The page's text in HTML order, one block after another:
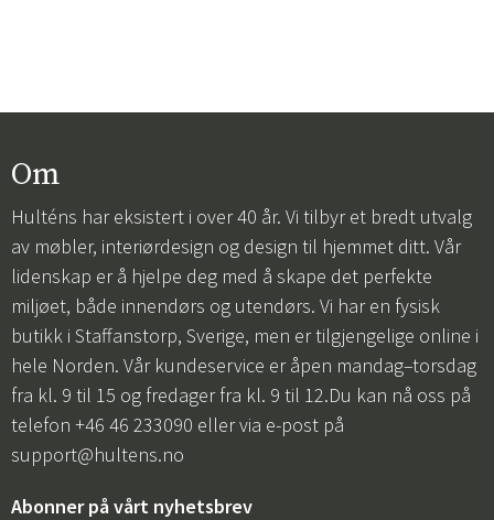
Om
Hulténs har eksistert i over 40 år. Vi tilbyr et bredt utvalg
av møbler, interiørdesign og design til hjemmet ditt. Vår
lidenskap er å hjelpe deg med å skape det perfekte
miljøet, både innendørs og utendørs. Vi har en fysisk
butikk i Staffanstorp, Sverige, men er tilgjengelige online i
hele Norden. Vår kundeservice er åpen mandag–torsdag
fra kl. 9 til 15 og fredager fra kl. 9 til 12.Du kan nå oss på
telefon +46 46 233090 eller via e-post på
support@hultens.no
Abonner på vårt nyhetsbrev